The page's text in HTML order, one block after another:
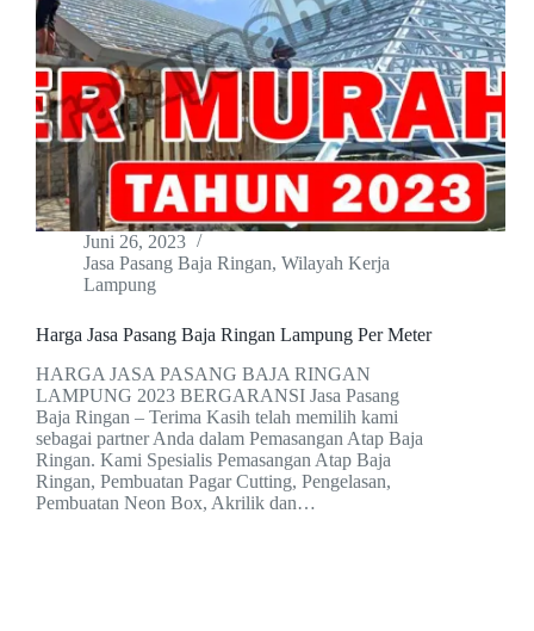
Juni 26, 2023
Jasa Pasang Baja Ringan, Wilayah Kerja
Lampung
Harga Jasa Pasang Baja Ringan Lampung Per Meter
HARGA JASA PASANG BAJA RINGAN
LAMPUNG 2023 BERGARANSI Jasa Pasang
Baja Ringan – Terima Kasih telah memilih kami
sebagai partner Anda dalam Pemasangan Atap Baja
Ringan. Kami Spesialis Pemasangan Atap Baja
Ringan, Pembuatan Pagar Cutting, Pengelasan,
Pembuatan Neon Box, Akrilik dan…